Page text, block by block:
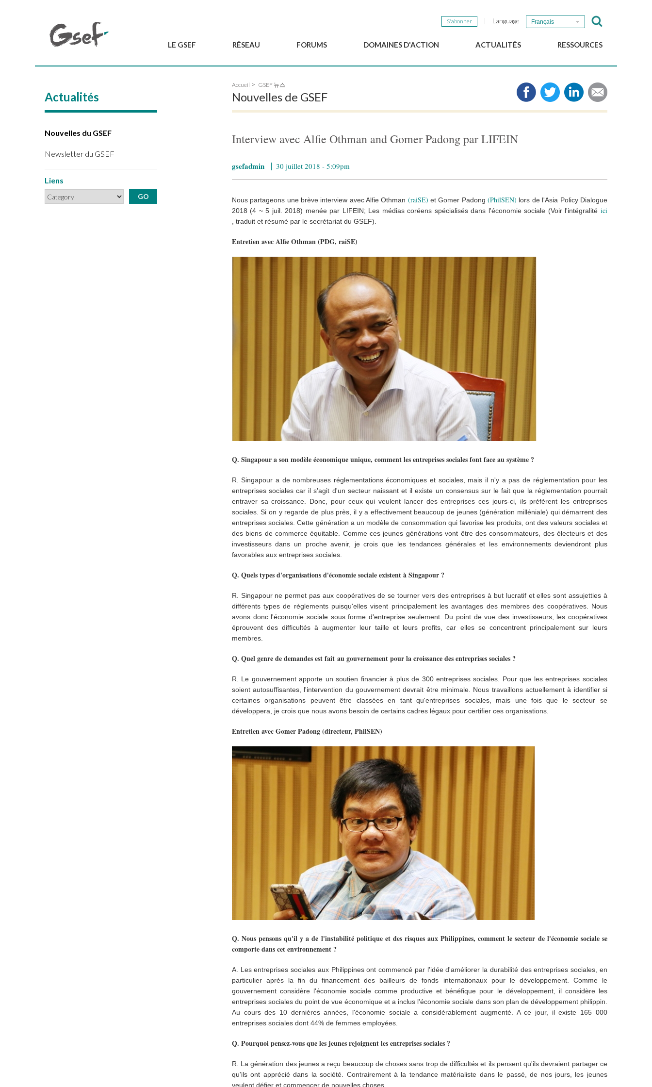
S'abonner Language Français
LE GSEF RÉSEAU
Comité Consultatif
Les membres
Devenir partenaire du
FORUMS
MexicoGSEF2021
DOMAINES D'ACTION ACTUALITÉS
Newsletter du GSEF
RESSOURCES
Médias
Liens
Actualités
Nouvelles du GSEF
Newsletter du GSEF
Liens
Accueil GSEF 뉴스
Nouvelles de GSEF
Interview avec Alfie Othman and Gomer Padong par LIFEIN
gsefadmin 30 juillet 2018 - 5:09pm
Nous partageons une brève interview avec Alfie Othman (raiSE) et Gomer Padong(PhilSEN) lors de l'Asia Policy Dialogue
2018 (4 ~ 5 juil. 2018) menée par LIFEIN; Les médias coréens spécialisés dans l'économie sociale (Voir l'intégralité ici
, traduit et résumé par le secrétariat du GSEF).
Entretien avec Alfie Othman (PDG, raiSE)
Q. Singapour a son modèle économique unique, comment les entreprises sociales font face au système ?
R. Singapour a de nombreuses réglementations économiques et sociales, mais il n'y a pas de réglementation pour les
entreprises sociales car il s'agit d'un secteur naissant et il existe un consensus sur le fait que la réglementation pourrait
entraver sa croissance. Donc, pour ceux qui veulent lancer des entreprises ces jours-ci, ils préfèrent les entreprises
sociales. Si on y regarde de plus près, il y a effectivement beaucoup de jeunes (génération milléniale) qui démarrent des
entreprises sociales. Cette génération a un modèle de consommation qui favorise les produits, ont des valeurs sociales et
des biens de commerce équitable. Comme ces jeunes générations vont être des consommateurs, des électeurs et des
investisseurs dans un proche avenir, je crois que les tendances générales et les environnements deviendront plus
favorables aux entreprises sociales.
Q. Quels types d'organisations d'économie sociale existent à Singapour ?
R. Singapour ne permet pas aux coopératives de se tourner vers des entreprises à but lucratif et elles sont assujetties à
différents types de règlements puisqu'elles visent principalement les avantages des membres des coopératives. Nous
avons donc l'économie sociale sous forme d'entreprise seulement. Du point de vue des investisseurs, les coopératives
éprouvent des difficultés à augmenter leur taille et leurs profits, car elles se concentrent principalement sur leurs
membres.
Q. Quel genre de demandes est fait au gouvernement pour la croissance des entreprises sociales ?
R. Le gouvernement apporte un soutien financier à plus de 300 entreprises sociales. Pour que les entreprises sociales
soient autosuffisantes, l'intervention du gouvernement devrait être minimale. Nous travaillons actuellement à identifier si
certaines organisations peuvent être classées en tant qu'entreprises sociales, mais une fois que le secteur se
développera, je crois que nous avons besoin de certains cadres légaux pour certifier ces organisations.
Entretien avec Gomer Padong (directeur, PhilSEN)
이미지 8.jpg
Q. Nous pensons qu'il y a de l'instabilité politique et des risques aux Philippines, comment le secteur de l'économie sociale se
comporte dans cet environnement ?
A. Les entreprises sociales aux Philippines ont commencé par l'idée d'améliorer la durabilité des entreprises sociales, en
particulier après la fin du financement des bailleurs de fonds internationaux pour le développement. Comme le
gouvernement considère l'économie sociale comme productive et bénéfique pour le développement, il considère les
entreprises sociales du point de vue économique et a inclus l'économie sociale dans son plan de développement philippin.
Au cours des 10 dernières années, l'économie sociale a considérablement augmenté. A ce jour, il existe 165 000
entreprises sociales dont 44% de femmes employées.
Q. Pourquoi pensez-vous que les jeunes rejoignent les entreprises sociales ?
R. La génération des jeunes a reçu beaucoup de choses sans trop de difficultés et ils pensent qu'ils devraient partager ce
qu'ils ont apprécié dans la société. Contrairement à la tendance matérialiste dans le passé, de nos jours, les jeunes
veulent défier et commencer de nouvelles choses.